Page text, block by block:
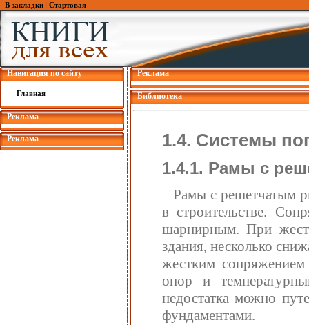
В закладки Стартовая
Навигация по сайту
Главная
Реклама
Реклама
Реклама
Библиотека
1.4. Системы
1.4.1. Рамы с
Рамы с решетчатым
в строительстве.
шарнирным. При
здания, несколько
жестким сопряжением
опор и
недостатка можно
фундаментами.